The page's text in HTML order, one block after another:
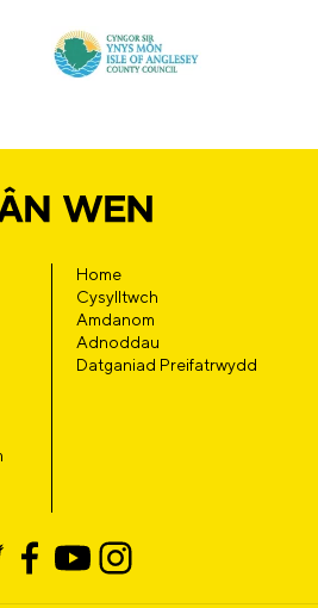
Home
Cysylltwch
Amdanom
Adnoddau
Datganiad Preifatrwydd